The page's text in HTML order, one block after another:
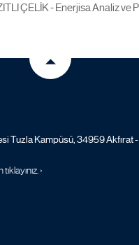
ÇELİK - Enerjisa Analiz ve
Tuzla Kampüsü, 34959 Akfırat
›